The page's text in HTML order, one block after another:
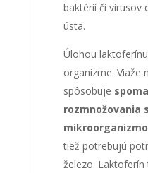
baktérií či vírusov
ústa.
Úlohou
organizme. Viaže
spôsobuje
rozmnožovania
tiež potrebujú
železo.